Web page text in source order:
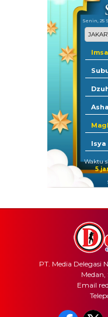
Senin, 25
Isya
Waktu
5
PT. Media Delegasi
Medan,
Email